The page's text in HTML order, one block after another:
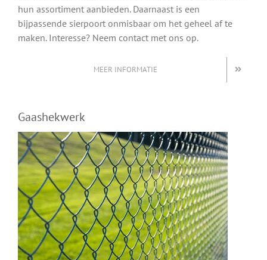
hun assortiment aanbieden. Daarnaast is een
bijpassende sierpoort onmisbaar om het geheel af te
maken. Interesse? Neem contact met ons op.
MEER INFORMATIE
Gaashekwerk